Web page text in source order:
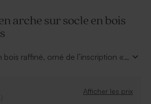
arche sur socle en bois
raffiné, orné de l’inscription «
et souvenirs précieux. Un
Afficher les prix